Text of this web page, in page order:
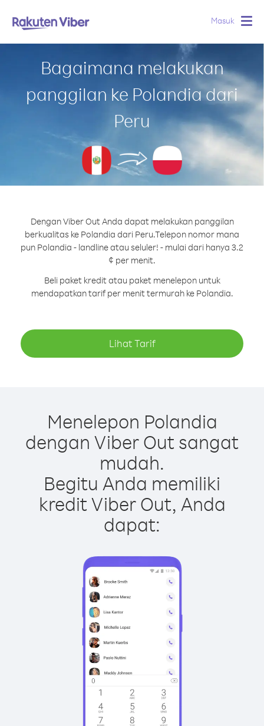
Masuk
Bagaimana melakukan
panggilan ke Polandia dari
Peru
Dengan Viber Out Anda dapat melakukan panggilan
berkualitas ke Polandia dari Peru.Telepon nomor mana
pun Polandia - landline atau seluler! - mulai dari hanya 3.2
¢ per menit.
Beli paket kredit atau paket menelepon untuk
mendapatkan tarif per menit termurah ke Polandia.
Lihat Tarif
Menelepon Polandia
dengan Viber Out sangat
mudah.
Begitu Anda memiliki
kredit Viber Out, Anda
dapat: